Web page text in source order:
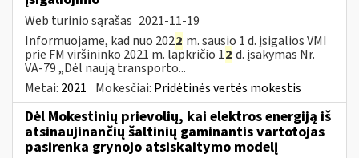
Web turinio sąrašas 2021-11-19
Informuojame, kad nuo 2022 m. sausio 1 d. įsigalios VMI
prie FM viršininko 2021 m. lapkričio 12 d. įsakymas Nr.
VA-79 „Dėl naują transporto...
Metai: 2021 Mokesčiai: Pridėtinės vertės mokestis
Dėl Mokestinių prievolių, kai elektros energiją iš
atsinaujinančių šaltinių gaminantis vartotojas
pasirenka grynojo atsiskaitymo modelį